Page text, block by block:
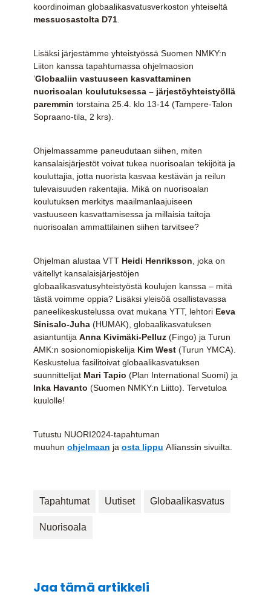
koordinoiman globaalikasvatusverkoston yhteiseltä
messuosastolta D71.
Lisäksi järjestämme yhteistyössä Suomen NMKY:n
Liiton kanssa tapahtumassa ohjelmaosion
’Globaaliin vastuuseen kasvattaminen
nuorisoalan koulutuksessa – järjestöyhteistyöllä
paremmin torstaina 25.4. klo 13-14 (Tampere-Talon
Sopraano-tila, 2 krs).
Ohjelmassamme paneudutaan siihen, miten
kansalaisjärjestöt voivat tukea nuorisoalan tekijöitä ja
kouluttajia, jotta nuorista kasvaa kestävän ja reilun
tulevaisuuden rakentajia. Mikä on nuorisoalan
koulutuksen merkitys maailmanlaajuiseen
vastuuseen kasvattamisessa ja millaisia taitoja
nuorisoalan ammattilainen siihen tarvitsee?
Ohjelman alustaa VTT Heidi Henriksson , joka on
väitellyt kansalaisjärjestöjen
globaalikasvatusyhteistyöstä koulujen kanssa – mitä
tästä voimme oppia? Lisäksi yleisöä osallistavassa
paneelikeskustelussa ovat mukana YTT, lehtori Eeva
Sinisalo-Juha(HUMAK), globaalikasvatuksen
asiantuntija Anna Kivimäki-Pelluz(Fingo) ja Turun
AMK:n sosionomiopiskelija Kim West(Turun YMCA).
Keskustelua fasilitoivat globaalikasvatuksen
suunnittelijat Mari Tapio (Plan International Suomi) ja
Inka Havanto (Suomen NMKY:n Liitto). Tervetuloa
kuulolle!
Tutustu NUORI2024-tapahtuman
muuhun ohjelmaan ja osta lippu Allianssin sivuilta.
Tapahtumat Uutiset Globaalikasvatus
Nuorisoala
Jaa tämä artikkeli